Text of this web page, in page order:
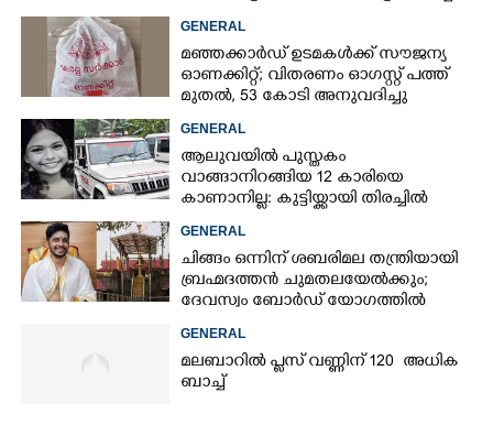
GENERAL
മഞ്ഞക്കാർഡ് ഉടമകൾക്ക് സൗജന്യ
ഓണക്കിറ്റ്; വിതരണം ഓഗസ്റ്റ് പത്ത്
മുതൽ, 53 കോടി അനുവദിച്ചു
GENERAL
ആലുവയിൽ പുസ്തകം
വാങ്ങാനിറങ്ങിയ 12 കാരിയെ
കാണാനില്ല: കുട്ടിയ്ക്കായി തിരച്ചിൽ
GENERAL
ചിങ്ങം ഒന്നിന് ശബരിമല തന്ത്രിയായി
ബ്രഹ്മദത്തൻ ചുമതലയേൽക്കും;
ദേവസ്വം ബോർഡ് യോഗത്തിൽ
GENERAL
മലബാറിൽ പ്ലസ് വണ്ണിന് 120 അധിക
ബാച്ച്